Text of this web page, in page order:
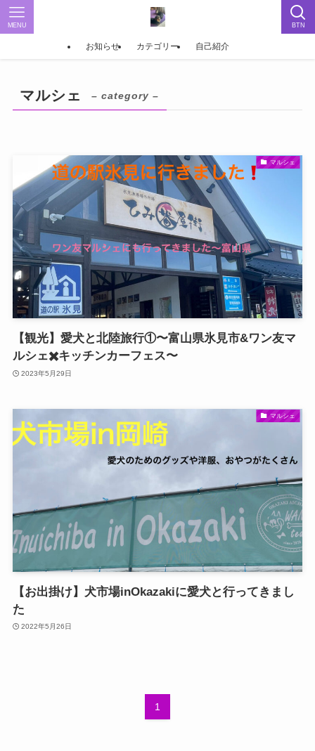
BTN
MENU
お知らせ カテゴリー 自己紹介
マルシェ – category –
マルシェ
【観光】愛犬と北陸旅行①〜富山県氷見市&ワン友マ
ルシェ✖️キッチンカーフェス〜
2023年5月29日
マルシェ
【お出掛け】犬市場inOkazakiに愛犬と行ってきまし
た
2022年5月26日
1